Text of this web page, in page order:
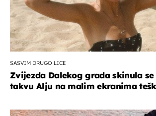
SASVIM DRUGO LICE
Zvijezda Dalekog grada skinula
takvu Alju na malim ekranima